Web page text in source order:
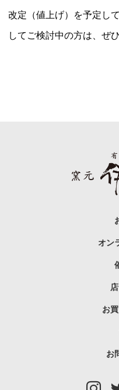
改定（値上げ）を予定し
してご検討中の方は、ぜ
オン
お
お